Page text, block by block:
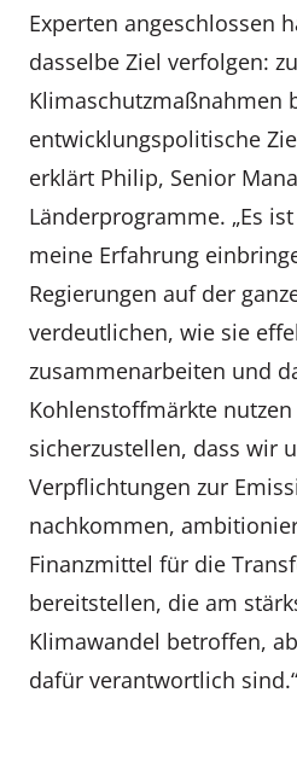
Experten angeschlossen
dasselbe Ziel verfolgen:
Klimaschutzmaßnahmen
entwicklungspolitische
erklärt Philip, Senior
Länderprogramme. „Es
meine Erfahrung
Regierungen auf der
verdeutlichen, wie sie
zusammenarbeiten und
Kohlenstoffmärkte
sicherzustellen, dass wir
Verpflichtungen zur
nachkommen,
Finanzmittel für die
bereitstellen, die am
Klimawandel betroffen,
dafür verantwortlich sind.“